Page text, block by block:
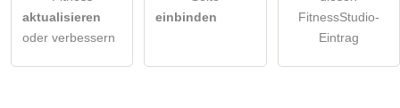
aktualisieren
oder verbessern
einbinden
FitnessStudio-
Eintrag